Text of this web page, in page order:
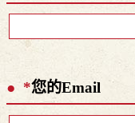
*您的Email